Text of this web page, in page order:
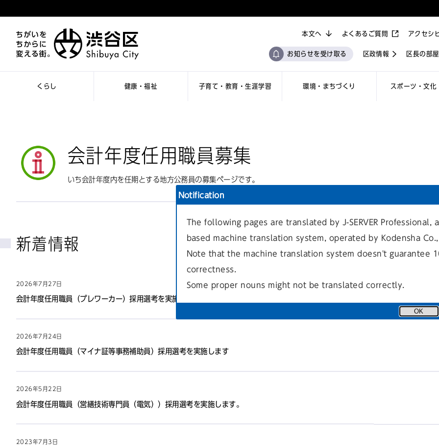
くらし 健康・福祉 子育て・教育・生涯学習 環境・まちづくり スポーツ・文化
区政情報 区長の部屋
本文へ よくあるご質問 アクセシ
お知らせを受け取る
会計年度任用職員募集
いち会計年度内を任期とする地方公務員の募集ページです。
新着情報
2026年7月27日
会計年度任用職員（プレワーカー）採用選考を実施します。
2026年7月24日
会計年度任用職員（マイナ証等事務補助員）採用選考を実施します
2026年5月22日
会計年度任用職員（営繕技術専門員（電気））採用選考を実施します。
2023年7月3日
Notification
The following pages are translated by J-SERVER Professional,
based machine translation system, operated by Kodensha
Note that the machine translation system doesn't guarantee
correctness.
Some proper nouns might not be translated correctly.
OK